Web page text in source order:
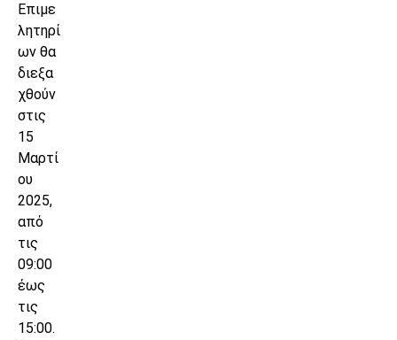
Επιμε
λητηρί
ων θα
διεξα
χθούν
στις
15
Μαρτί
ου
2025,
από
τις
09:00
έως
τις
15:00.